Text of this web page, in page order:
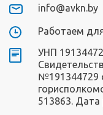
info@avkn.by
Работаем
УНП
№191344729
513863. Дата